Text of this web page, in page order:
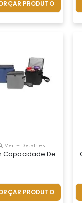
PRODUTO
Bolsa Térmica É
Ver + Detalhes
Capacidade De 15
PRODUTO